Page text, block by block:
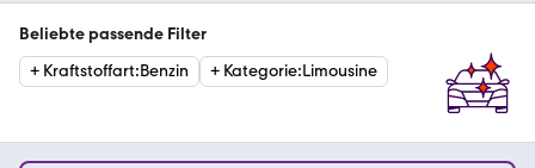
Beliebte passende Filter
+ Kraftstoffart:Benzin + Kategorie:Limousine